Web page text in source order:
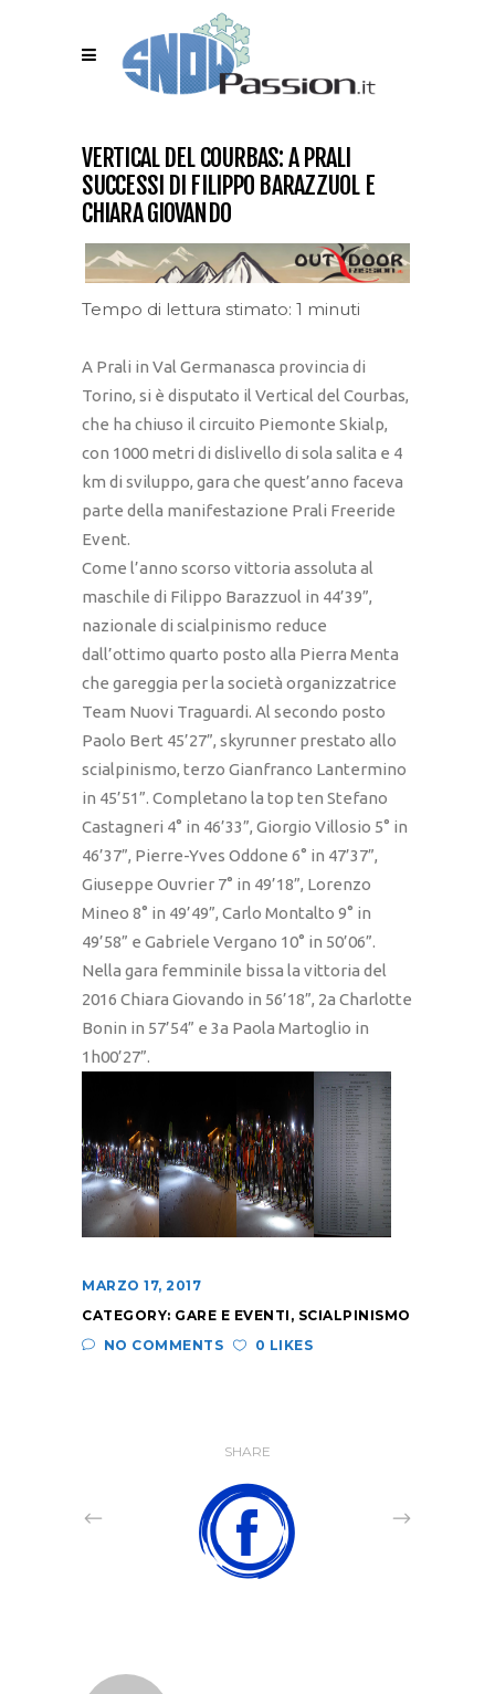
VERTICAL DEL COURBAS: A PRALI
SUCCESSI DI FILIPPO BARAZZUOL E
CHIARA GIOVANDO
Tempo di lettura stimato: 1 minuti
A Prali in Val Germanasca provincia di
Torino, si è disputato il Vertical del Courbas,
che ha chiuso il circuito Piemonte Skialp,
con 1000 metri di dislivello di sola salita e 4
km di sviluppo, gara che quest’anno faceva
parte della manifestazione Prali Freeride
Event.
Come l’anno scorso vittoria assoluta al
maschile di Filippo Barazzuol in 44’39”,
nazionale di scialpinismo reduce
dall’ottimo quarto posto alla Pierra Menta
che gareggia per la società organizzatrice
Team Nuovi Traguardi. Al secondo posto
Paolo Bert 45’27”, skyrunner prestato allo
scialpinismo, terzo Gianfranco Lantermino
in 45’51”. Completano la top ten Stefano
Castagneri 4° in 46’33”, Giorgio Villosio 5° in
46’37”, Pierre-Yves Oddone 6° in 47’37”,
Giuseppe Ouvrier 7° in 49’18”, Lorenzo
Mineo 8° in 49’49”, Carlo Montalto 9° in
49’58” e Gabriele Vergano 10° in 50’06”.
Nella gara femminile bissa la vittoria del
2016 Chiara Giovando in 56’18”, 2a Charlotte
Bonin in 57’54” e 3a Paola Martoglio in
1h00’27”.
MARZO 17, 2017
CATEGORY: GARE E EVENTI , SCIALPINISMO
NO COMMENTS
0 LIKES
SHARE